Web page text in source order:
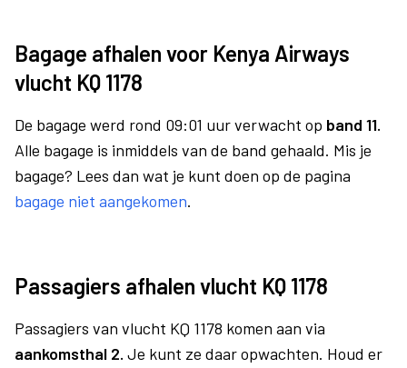
Bagage afhalen voor Kenya Airways
vlucht KQ 1178
De bagage werd rond 09:01 uur verwacht op band 11.
Alle bagage is inmiddels van de band gehaald. Mis je
bagage? Lees dan wat je kunt doen op de pagina
bagage niet aangekomen.
Passagiers afhalen vlucht KQ 1178
Passagiers van vlucht KQ 1178 komen aan via
aankomsthal 2. Je kunt ze daar opwachten. Houd er